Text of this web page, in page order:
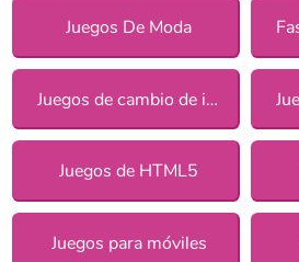
Juegos De Moda
Juegos de cambio de imagen para chicas
Juegos de HTML5
Juegos para móviles